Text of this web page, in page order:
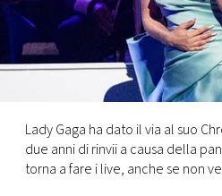
TV
PRINCIPATO
RMC
CONSIGLIA
Lady Gaga ha dato il via al suo
due anni di rinvii a causa della
torna a fare i live, anche se non